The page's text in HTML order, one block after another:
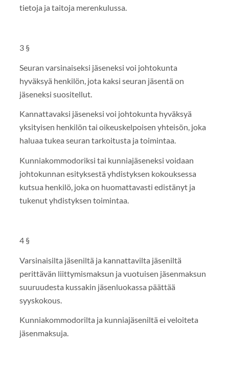
tietoja ja taitoja merenkulussa.
3 §
Seuran varsinaiseksi jäseneksi voi johtokunta
hyväksyä henkilön, jota kaksi seuran jäsentä on
jäseneksi suositellut.
Kannattavaksi jäseneksi voi johtokunta hyväksyä
yksityisen henkilön tai oikeuskelpoisen yhteisön, joka
haluaa tukea seuran tarkoitusta ja toimintaa.
Kunniakommodoriksi tai kunniajäseneksi voidaan
johtokunnan esityksestä yhdistyksen kokouksessa
kutsua henkilö, joka on huomattavasti edistänyt ja
tukenut yhdistyksen toimintaa.
4 §
Varsinaisilta jäseniltä ja kannattavilta jäseniltä
perittävän liittymismaksun ja vuotuisen jäsenmaksun
suuruudesta kussakin jäsenluokassa päättää
syyskokous.
Kunniakommodorilta ja kunniajäseniltä ei veloiteta
jäsenmaksuja.